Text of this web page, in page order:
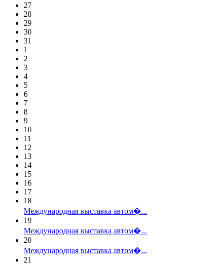
27
28
29
30
31
1
2
3
4
5
6
7
8
9
10
11
12
13
14
15
16
17
18
Международная выставка автом�...
19
Международная выставка автом�...
20
Международная выставка автом�...
21